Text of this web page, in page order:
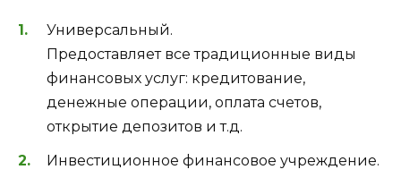
Универсальный.
Предоставляет все традиционные виды
финансовых услуг: кредитование,
денежные операции, оплата счетов,
открытие депозитов и т.д.
Инвестиционное финансовое учреждение.